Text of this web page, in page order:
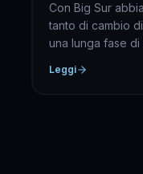
Con Big Sur
tanto di cambio
una lunga fase di
Leggi